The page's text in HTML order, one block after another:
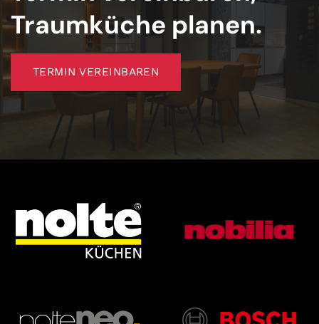
Traumküche planen.
TERMIN VEREINBAREN